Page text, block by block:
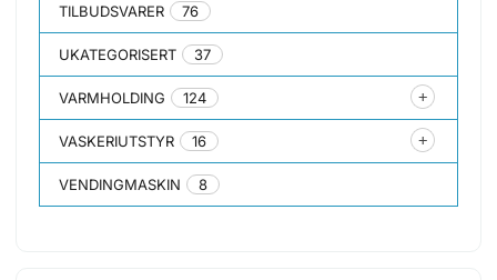
TILBUDSVARER 76
UKATEGORISERT 37
VARMHOLDING 124
VASKERIUTSTYR 16
VENDINGMASKIN 8